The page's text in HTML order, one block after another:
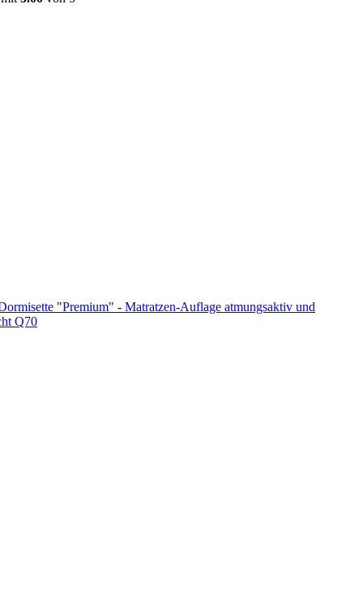
"Premium" - Matratzen-Auflage atmungsaktiv und
Q70